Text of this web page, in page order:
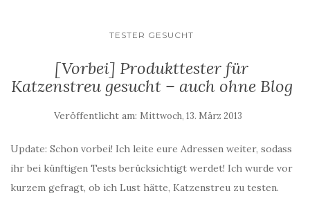
TESTER GESUCHT
[Vorbei] Produkttester für
Katzenstreu gesucht – auch ohne Blog
Veröffentlicht am: Mittwoch, 13. März 2013
Update: Schon vorbei! Ich leite eure Adressen weiter, sodass
ihr bei künftigen Tests berücksichtigt werdet! Ich wurde vor
kurzem gefragt, ob ich Lust hätte, Katzenstreu zu testen.